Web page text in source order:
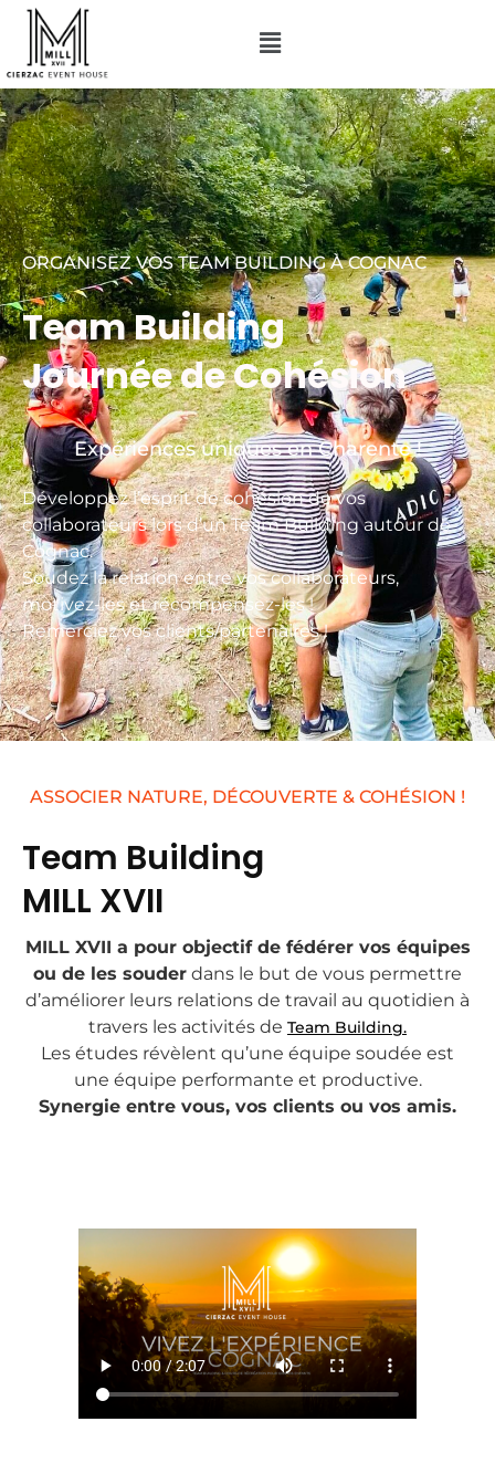
ORGANISEZ VOS TEAM BUILDING À COGNAC
Team Building
Journée de Cohésion
Expériences uniques en Charente !
Développez l’esprit de cohésion de vos
collaborateurs lors d’un Team Building autour de
Cognac.
Soudez la relation entre vos collaborateurs,
motivez-les et récompensez-les !
Remerciez vos clients/partenaires !
ASSOCIER NATURE, DÉCOUVERTE & COHÉSION !
Team Building
MILL XVII
MILL XVII a pour objectif de fédérer vos équipes
ou de les souder dans le but de vous permettre
d’améliorer leurs relations de travail au quotidien à
travers les activités de Team Building.
Les études révèlent qu’une équipe soudée est
une équipe performante et productive.
Synergie entre vous, vos clients ou vos amis.